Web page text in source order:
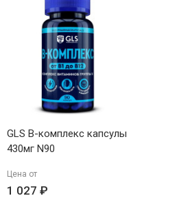
GLS В-комплекс капсулы
430мг N90
Цена от
1 027 ₽